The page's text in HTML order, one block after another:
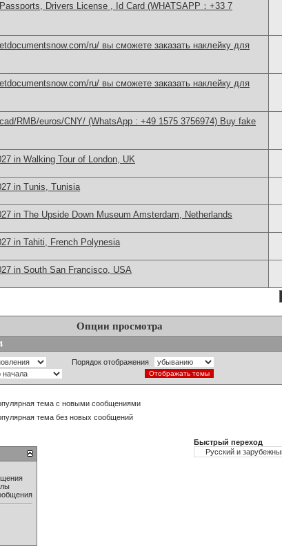
Drivers License , Id Card (WHATSAPP：+33 7
ru/ вы сможете заказать наклейку для
ru/ вы сможете заказать наклейку для
RMB/euros/CNY/ (WhatsApp : +49 1575 3756974) Buy fake
in Walking Tour of London, UK
in Tunis, Tunisia
in The Upside Down Museum Amsterdam, Netherlands
in Tahiti, French Polynesia
in South San Francisco, USA
Опции просмотра
Порядок отображения
тема с новыми сообщениями
тема без новых сообщений
Быстрый переход